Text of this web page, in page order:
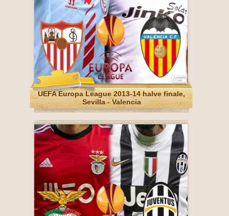
UEFA Europa League 2013-14 halve finale,
Sevilla - Valencia